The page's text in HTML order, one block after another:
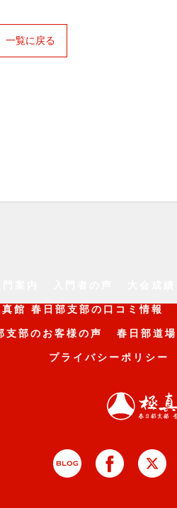
一覧に戻る
館 春日部支部の口コミ情報
支部のお客様の声 春日部道場
プライバシーポリシー